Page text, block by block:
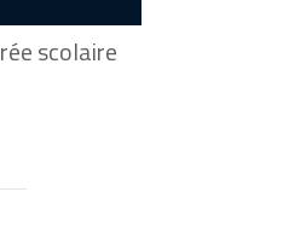
scolaire